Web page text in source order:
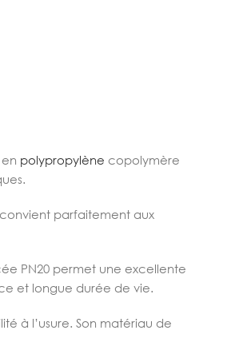
polypropylène copolymère
parfaitement aux
PN20 permet une excellente
et longue durée de vie.
à l’usure. Son matériau de